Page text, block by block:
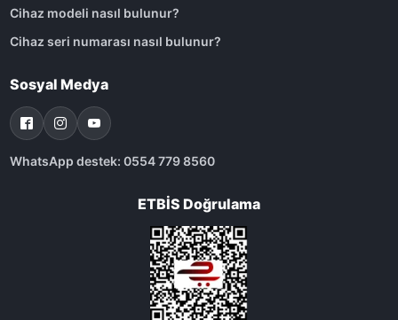
Cihaz modeli nasıl bulunur?
Cihaz seri numarası nasıl bulunur?
Sosyal Medya
WhatsApp destek: 0554 779 8560
ETBİS Doğrulama